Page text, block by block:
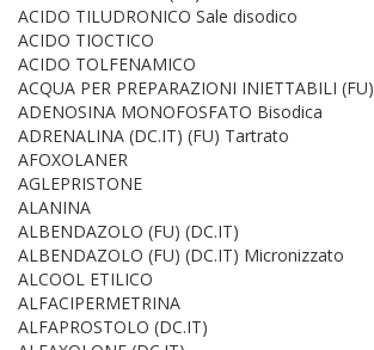
ACIDO TILUDRONICO Sale disodico
ACIDO TIOCTICO
ACIDO TOLFENAMICO
ACQUA PER PREPARAZIONI INIETTABILI (FU)
ADENOSINA MONOFOSFATO Bisodica
ADRENALINA (DC.IT) (FU) Tartrato
AFOXOLANER
AGLEPRISTONE
ALANINA
ALBENDAZOLO (FU) (DC.IT)
ALBENDAZOLO (FU) (DC.IT) Micronizzato
ALCOOL ETILICO
ALFACIPERMETRINA
ALFAPROSTOLO (DC.IT)